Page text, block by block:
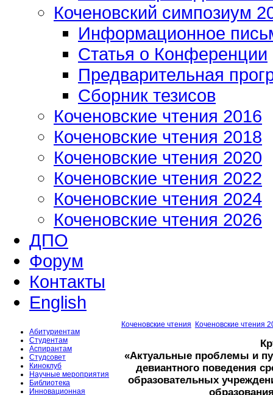
Коченовский симпозиум
Информационное
Статья о Конференции
Предварительная
Сборник тезисов
Коченовские чтения 2016
Коченовские чтения 2018
Коченовские чтения 2020
Коченовские чтения 2022
Коченовские чтения 2024
Коченовские чтения 2026
ДПО
Форум
Контакты
English
Абитуриентам
Студентам
Аспирантам
Студсовет
Киноклуб
Научные мероприятия
Библиотека
Инновационная
Коченовские чтения Коченовские чтения
«Актуальные проблемы и
девиантного поведения
образовательных